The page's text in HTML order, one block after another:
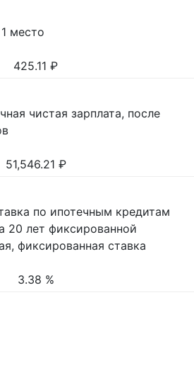
место
425.11 ₽
чистая зарплата, после
51,546.21 ₽
по ипотечным кредитам
20 лет фиксированной
фиксированная ставка
3.38 %